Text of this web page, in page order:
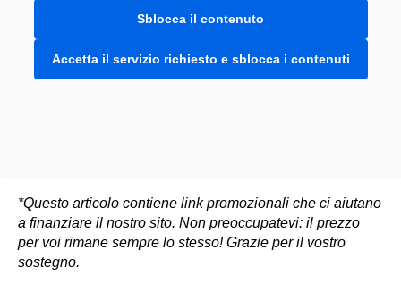
Sblocca il contenuto
Accetta il servizio richiesto e sblocca i contenuti
*Questo articolo contiene link promozionali che ci aiutano
a finanziare il nostro sito. Non preoccupatevi: il prezzo
per voi rimane sempre lo stesso! Grazie per il vostro
sostegno.